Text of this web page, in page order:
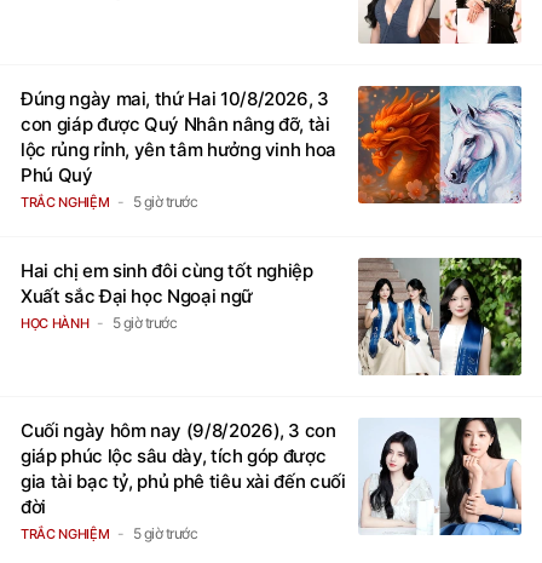
con giáp được Quý Nhân nâng đỡ, tài
lộc rủng rỉnh, yên tâm hưởng vinh hoa
Phú Quý
TRẮC NGHIỆM
Xuất sắc Đại học Ngoại ngữ
HỌC HÀNH 5 giờ trước
giáp phúc lộc sâu dày, tích góp được
gia tài bạc tỷ, phủ phê tiêu xài đến cuối
đời
TRẮC NGHIỆM